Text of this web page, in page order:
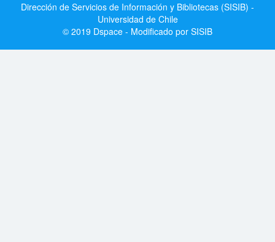
Dirección de Servicios de Información y Bibliotecas (SISIB) -
Universidad de Chile
© 2019 Dspace - Modificado por SISIB